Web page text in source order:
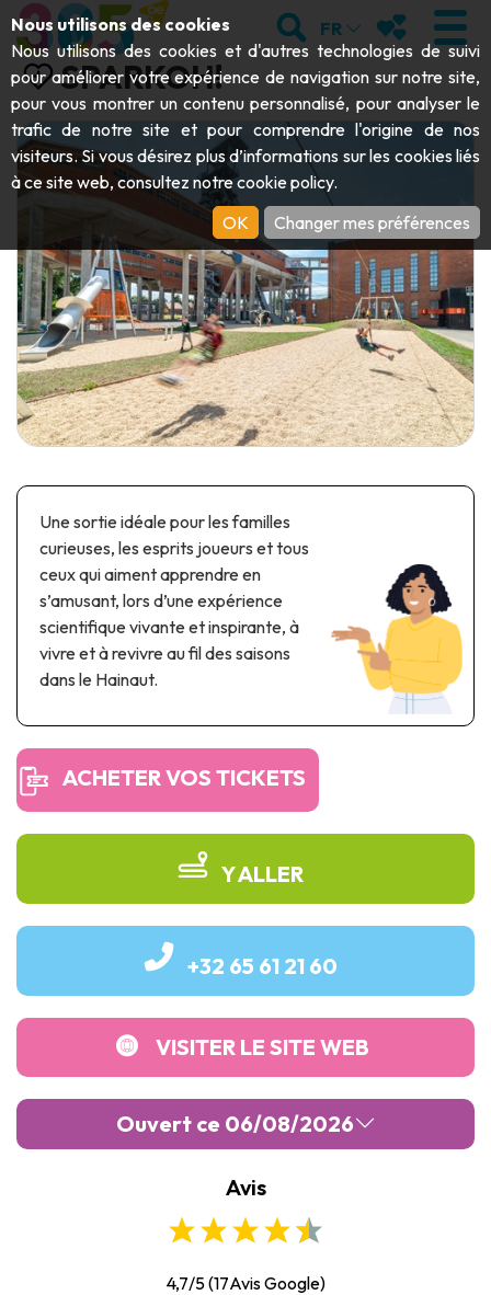
VISITER
Abbayes & monuments religieux
Archéologie
Art
Artisanat & savoir-faire
Châteaux, citadelles & beffrois
Folklore & histoire locale
Histoire
Parcs scientifiques
Patrimoine automobile & ferroviaire
Patrimoine industriel & ouvrage d'art
Produits de terroir
UNESCO
EXPLORER
Grottes
Jardins, parcs & sites naturels
Parcs animaliers, zoologiques & aquariums
BOUGER
Bateaux touristiques & croisières
Draisines & trains touristiques
Kayaks
Parcs à thème & parcs d’attractions
Parcs récréatifs, nautiques & aquatiques
ÉVÉNEMENTS
LE TOP DES ACTIVITÉS POUR CET
ÉTÉ
TÉLÉCHARGER LE GUIDE
Aller au contenu principal; RECHERCHER
FR MES FAVORIS
SPARKOH!
Une sortie idéale pour les familles
curieuses, les esprits joueurs et tous
ceux qui aiment apprendre en
s’amusant, lors d’une expérience
scientifique vivante et inspirante, à
vivre et à revivre au fil des saisons
dans le Hainaut.
ACHETER VOS TICKETS
Y ALLER
+32 65 61 21 60
VISITER LE SITE WEB
Ouvert ce 06/08/2026
Avis
4,7/5(17Avis Google)
Nous utilisons des cookies
Nous utilisons des cookies et d'autres technologies de suivi
pour améliorer votre expérience de navigation sur notre site,
pour vous montrer un contenu personnalisé, pour analyser le
trafic de notre site et pour comprendre l'origine de nos
visiteurs. Si vous désirez plus d’informations sur les cookies liés
à ce site web, consultez notrecookie policy.
OK
Changer mes préférences